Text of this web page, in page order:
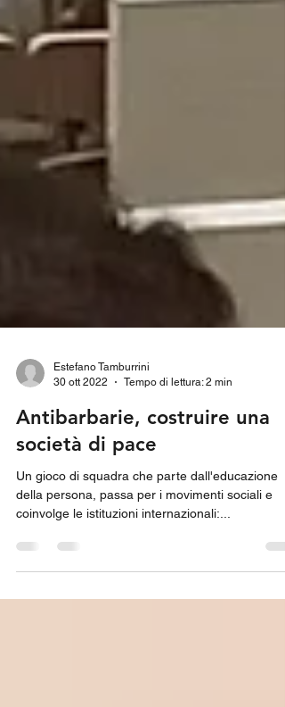
Estefano Tamburrini
30 ott 2022
Tempo di lettura: 2 min
Antibarbarie, costruire una
società di pace
della persona, passa per i movimenti sociali e
coinvolge le istituzioni internazionali:...